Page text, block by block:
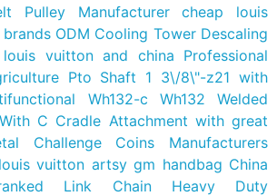
Pulley Manufacturer
cheap louis
ODM Cooling Tower Descaling
louis vuitton and china Professional
Pto Shaft 1 3\/8\"-z21 with
Wh132-c Wh132 Welded
C Cradle Attachment with great
Challenge Coins Manufacturers
vuitton artsy gm handbag China
Link Chain Heavy Duty